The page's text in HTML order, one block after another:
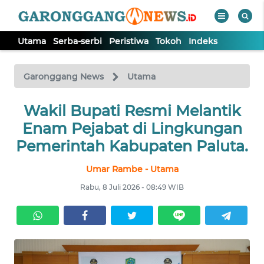
Utama Serba-serbi Peristiwa Tokoh Indeks
Garonggang News Utama
Wakil Bupati Resmi Melantik
Enam Pejabat di Lingkungan
Pemerintah Kabupaten Paluta.
Umar Rambe - Utama
Rabu, 8 Juli 2026 - 08:49 WIB
Tutup
UTAMA
SERBA-
SERBI
TOKOH
Informasi